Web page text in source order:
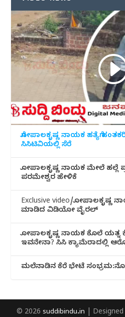
ಗೋಪಾಲಕೃಷ್ಣ ನಾಯಕ ಹತ್ಯೆಗೆ
ಸಿಸಿಟಿವಿಯಲ್ಲಿ ಸೆರೆ
ಗೋಪಾಲಕೃಷ್ಣ ನಾಯಕ ಮೇಲೆ ಹಲ್ಲೆ
ಪರಮೇಶ್ವರ ಹೇಳಿಕೆ
Exclusive video/
ಮಾಡಿದ ವಿಡಿಯೋ ವೈರಲ್
ಗೋಪಾಲಕೃಷ್ಣ ನಾಯಕ ಕೊಲೆ ಯತ್ನ
ಇವನೇನಾ? ಸಿಸಿ ಕ್ಯಾಮೆರಾದಲ್ಲಿ
ಮಲೆನಾಡಿ‌ನ ಕೆರೆ ಭೇಟೆ
© 2026 suddibindu.in | Designed